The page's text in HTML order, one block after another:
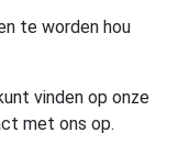
te worden hou
vinden op onze
met ons op.